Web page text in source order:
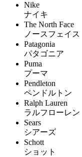
Nike
ナイキ
The North Face
ノースフェイス
Patagonia
パタゴニア
Puma
プーマ
Pendleton
ペンドルトン
Ralph Lauren
ラルフローレン
Sears
シアーズ
Schott
ショット